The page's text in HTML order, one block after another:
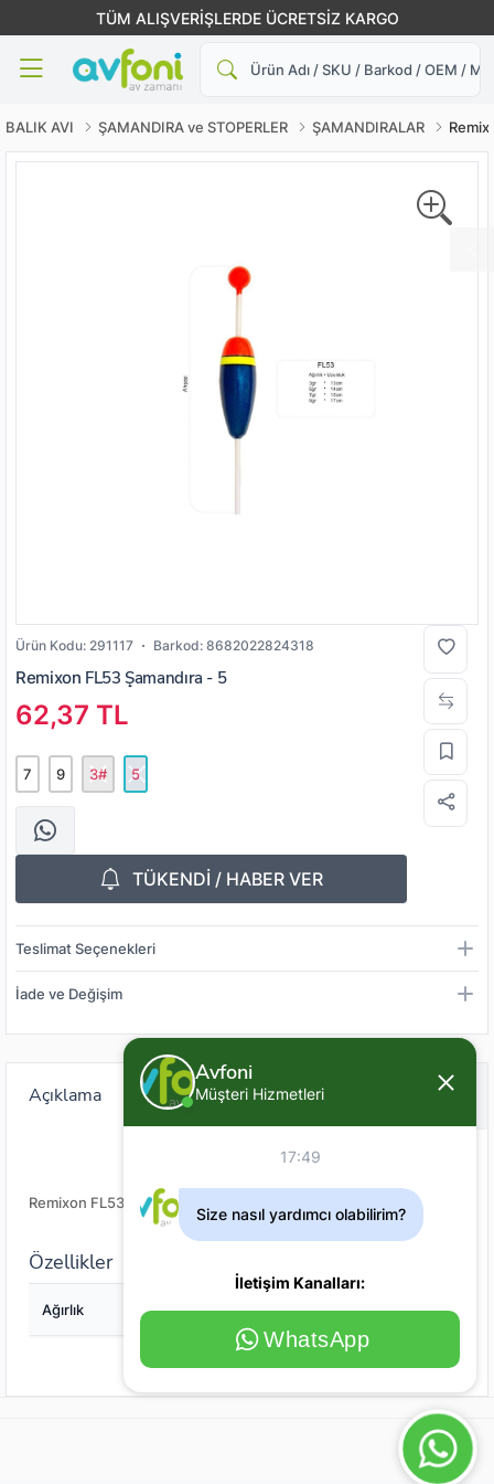
TÜM ALIŞVERİŞLERDE ÜCRETSİZ KARGO
BALIK AVI ŞAMANDIRA ve STOPERLER ŞAMANDIRALAR
Ürün Kodu: 291117 Barkod: 8682022824318
Remixon FL53 Şamandıra - 5
62,37 TL
7 9 3# 5
TÜKENDİ / HABER VER
Teslimat Seçenekleri
İade ve Değişim
Açıklama Değerlendirme (0)
Remixon FL53 Şamandıra
Özellikler
Ağırlık 5
Avfoni
Müşteri Hizmetleri
17:49
Size nasıl yardımcı olabilirim?
İletişim Kanalları:
WhatsApp